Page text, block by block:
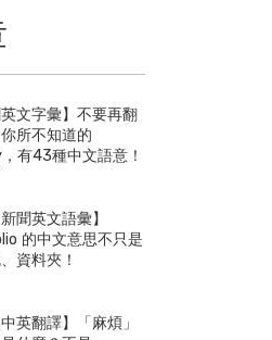
英文字彙】不要再翻
所不知道的
有43種中文語意！
新聞英文語彙】
的中文意思不只是
資料夾！
中英翻譯】「麻煩」